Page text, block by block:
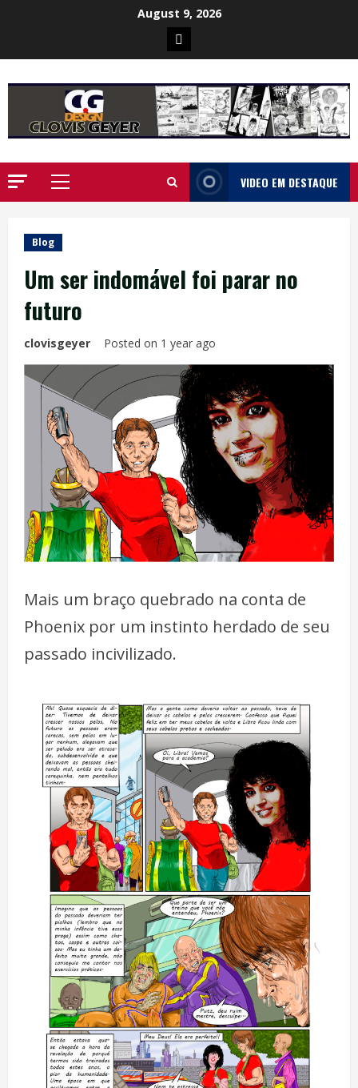
August 9, 2026
Poster
da
Ilha
Primary
VIDEO EM DESTAQUE
Blog
Um ser indomável foi parar no
futuro
clovisgeyer Posted on 1 year ago
Mais um braço quebrado na conta de
Phoenix por um instinto herdado de seu
passado incivilizado.